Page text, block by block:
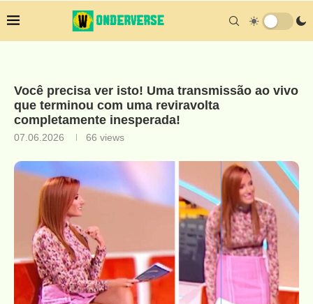
Você precisa ver isto! Uma transmissão ao vivo
que terminou com uma reviravolta
completamente inesperada!
07.06.2026 66 views